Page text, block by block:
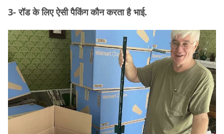
3- रॉड के लिए ऐसी पैकिंग कौन करता है भाई.